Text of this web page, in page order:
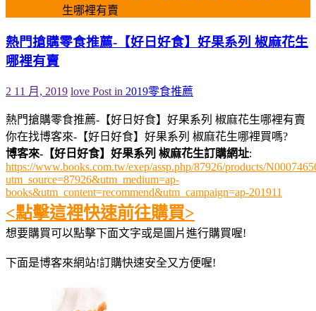
生哪裡有賣
熱門搶購零食推薦-【好日好食】好果系列 椒麻花生
哪裡有賣
2 11 月, 2019 love Post in 2019零食推薦
熱門搶購零食推薦-【好日好食】好果系列 椒麻花生哪裡有賣
你在找博客來-【好日好食】好果系列 椒麻花生哪裡買嗎?
博客來-【好日好食】好果系列 椒麻花生訂購網址:
https://www.books.com.tw/exep/assp.php/87926/products/
utm_source=87926&utm_medium=ap-
books&utm_content=recommend&utm_campaign=ap-201911
<點擊這裡快速前往購買>
想要購買可以點擊下面文字或是圖片進行購買喔!
下面是博客來網站!訂購快速安全又方便喔!